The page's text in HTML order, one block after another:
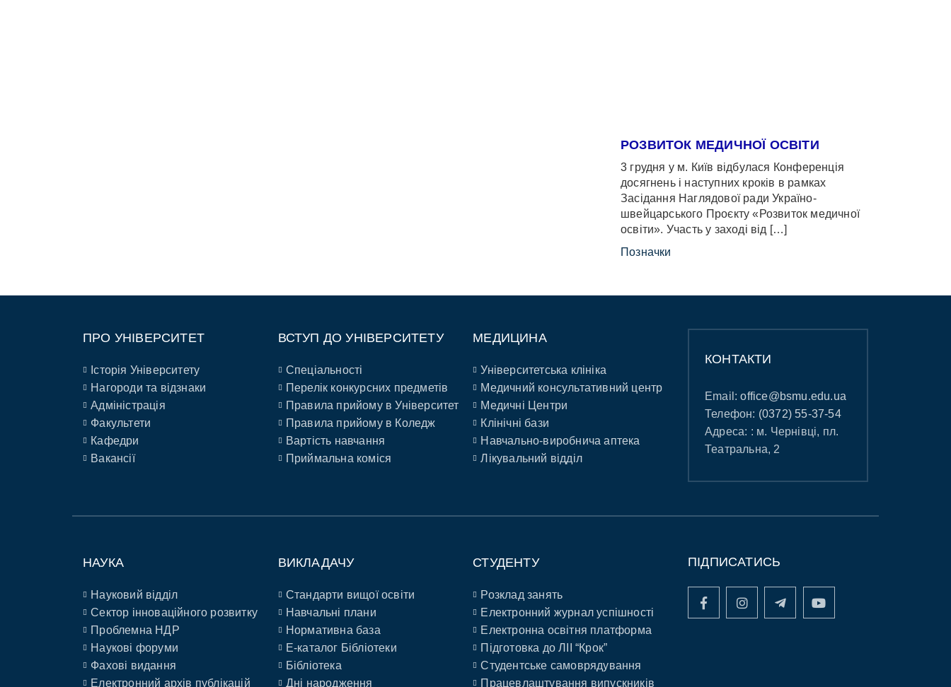
РОЗВИТОК МЕДИЧНОЇ ОСВІТИ
3 грудня у м. Київ відбулася Конференція
досягнень і наступних кроків в рамках
Засідання Наглядової ради Україно-
швейцарського Проєкту «Розвиток медичної
освіти». Участь у заході від […]
Позначки
ПРО УНІВЕРСИТЕТ
Історія Університету
Нагороди та відзнаки
Адміністрація
Факультети
Кафедри
Вакансії
ВСТУП ДО УНІВЕРСИТЕТУ
Спеціальності
Перелік конкурсних предметів
Правила прийому в Університет
Правила прийому в Коледж
Вартість навчання
Приймальна коміся
МЕДИЦИНА
Університетська клініка
Медичний консультативний центр
Медичні Центри
Клінічні бази
Навчально-виробнича аптека
Лікувальний відділ
КОНТАКТИ
Email:office@bsmu.edu.ua
Телефон: (0372) 55-37-54
Адреса: : м. Чернівці, пл.
Театральна, 2
НАУКА
Науковий відділ
Сектор інноваційного розвитку
Проблемна НДР
Наукові форуми
Фахові видання
Електронний архів публікацій
ВИКЛАДАЧУ
Стандарти вищої освіти
Навчальні плани
Нормативна база
E-каталог Бібліотеки
Бібліотека
Дні народження
СТУДЕНТУ
Розклад занять
Електронний журнал успішності
Електронна освітня платформа
Підготовка до ЛІІ “Крок”
Студентське самоврядування
Працевлаштування випускників
ПІДПИСАТИСЬ